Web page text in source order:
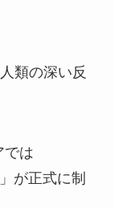
類の深い反
では
が正式に制